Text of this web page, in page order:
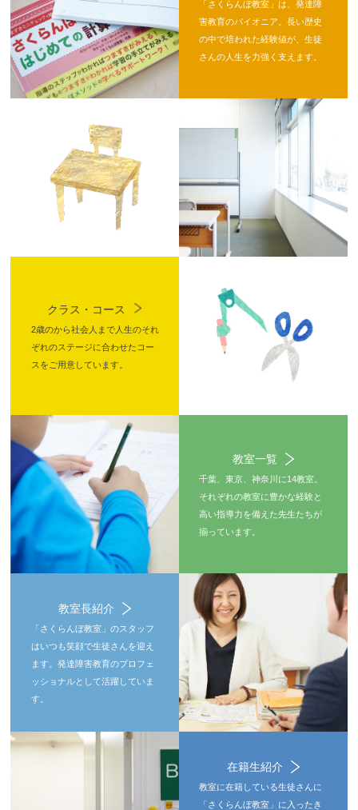
「さくらんぼ教室」は、発達障
害教育のパイオニア。長い歴史
の中で培われた経験値が、生徒
さんの人生を力強く支えます。
クラス・コース
2歳のから社会人まで人生のそれ
ぞれのステージに合わせたコー
スをご用意しています。
教室一覧
千葉、東京、神奈川に14教室。
それぞれの教室に豊かな経験と
高い指導力を備えた先生たちが
揃っています。
教室長紹介
「さくらんぼ教室」のスタッフ
はいつも笑顔で生徒さんを迎え
ます。発達障害教育のプロフェ
ッショナルとして活躍していま
す。
在籍生紹介
教室に在籍している生徒さんに
「さくらんぼ教室」に入ったき